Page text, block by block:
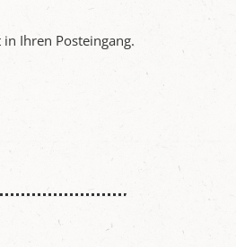
Ihren Posteingang.